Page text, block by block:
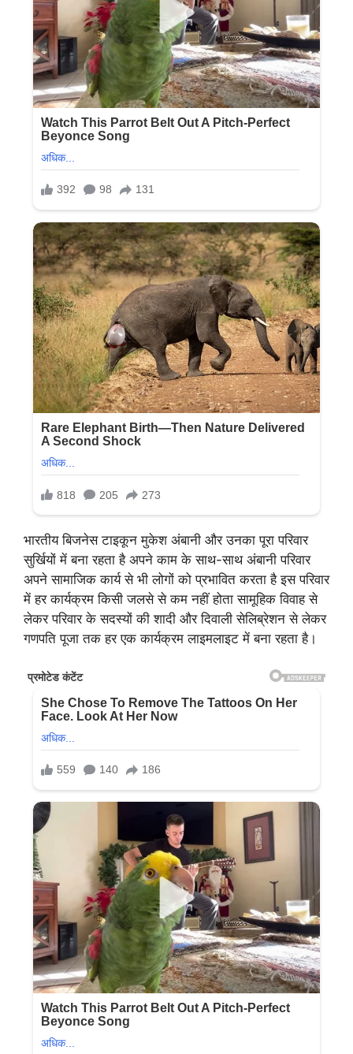
भारतीय बिजनेस टाइकून मुकेश अंबानी और उनका पूरा परिवार
सुर्खियों में बना रहता है अपने काम के साथ-साथ अंबानी परिवार
अपने सामाजिक कार्य से भी लोगों को प्रभावित करता है इस परिवार
में हर कार्यक्रम किसी जलसे से कम नहीं होता सामूहिक विवाह से
लेकर परिवार के सदस्यों की शादी और दिवाली सेलिब्रेशन से लेकर
गणपति पूजा तक हर एक कार्यक्रम लाइमलाइट में बना रहता है।